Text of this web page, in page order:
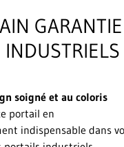
GARANTIE
soigné et au coloris
portail en
indispensable dans